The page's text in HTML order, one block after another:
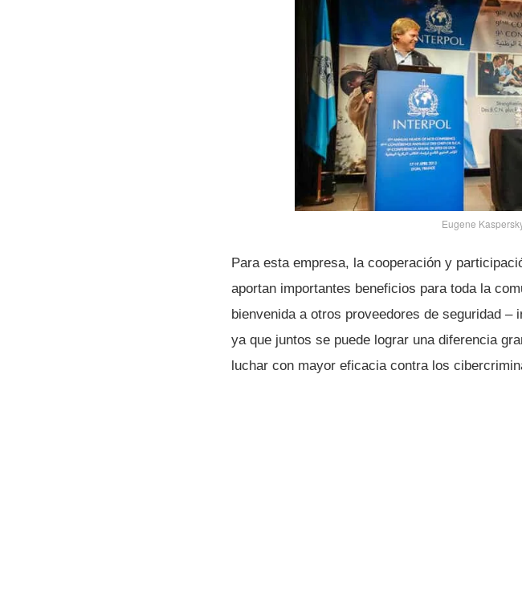
Eugene
Para esta empresa, la cooperación y
aportan importantes beneficios para toda la
bienvenida a otros proveedores de seguridad
ya que juntos se puede lograr una diferencia
luchar con mayor eficacia contra los